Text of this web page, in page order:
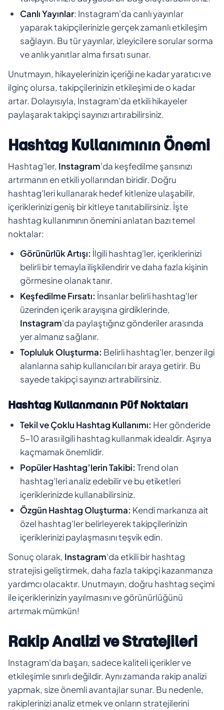
Canlı Yayınlar: Instagram'da canlı yayınlar
yaparak takipçilerinizle gerçek zamanlı etkileşim
sağlayın. Bu tür yayınlar, izleyicilere sorular sorma
ve anlık yanıtlar alma fırsatı sunar.
Unutmayın, hikayelerinizin içeriği ne kadar yaratıcı ve
ilginç olursa, takipçilerinizin etkileşimi de o kadar
artar. Dolayısıyla, Instagram'da etkili hikayeler
paylaşarak takipçi sayınızı artırabilirsiniz.
Hashtag Kullanımının Önemi
Hashtag'ler, Instagram'da keşfedilme şansınızı
artırmanın en etkili yollarından biridir. Doğru
hashtag'leri kullanarak hedef kitlenize ulaşabilir,
içeriklerinizi geniş bir kitleye tanıtabilirsiniz. İşte
hashtag kullanımının önemini anlatan bazı temel
noktalar:
Görünürlük Artışı: İlgili hashtag'ler, içeriklerinizi
belirli bir temayla ilişkilendirir ve daha fazla kişinin
görmesine olanak tanır.
Keşfedilme Fırsatı: İnsanlar belirli hashtag'ler
üzerinden içerik arayışına girdiklerinde,
Instagram'da paylaştığınız gönderiler arasında
yer almanız sağlanır.
Topluluk Oluşturma: Belirli hashtag'ler, benzer ilgi
alanlarına sahip kullanıcıları bir araya getirir. Bu
sayede takipçi sayınızı artırabilirsiniz.
Hashtag Kullanmanın Püf Noktaları
Tekil ve Çoklu Hashtag Kullanımı: Her gönderide
5-10 arası ilgili hashtag kullanmak idealdir. Aşırıya
kaçmamak önemlidir.
Popüler Hashtag’lerin Takibi: Trend olan
hashtag'leri analiz edebilir ve bu etiketleri
içeriklerinizde kullanabilirsiniz.
Özgün Hashtag Oluşturma: Kendi markanıza ait
özel hashtag'ler belirleyerek takipçilerinizin
içeriklerinizi paylaşmasını teşvik edin.
Sonuç olarak, Instagram'da etkili bir hashtag
stratejisi geliştirmek, daha fazla takipçi kazanmanıza
yardımcı olacaktır. Unutmayın, doğru hashtag seçimi
ile içeriklerinizin yayılmasını ve görünürlüğünü
artırmak mümkün!
Rakip Analizi ve Stratejileri
Instagram'da başarı, sadece kaliteli içerikler ve
etkileşimle sınırlı değildir. Aynı zamanda rakip analizi
yapmak, size önemli avantajlar sunar. Bu nedenle,
rakiplerinizi analiz etmek ve onların stratejilerini